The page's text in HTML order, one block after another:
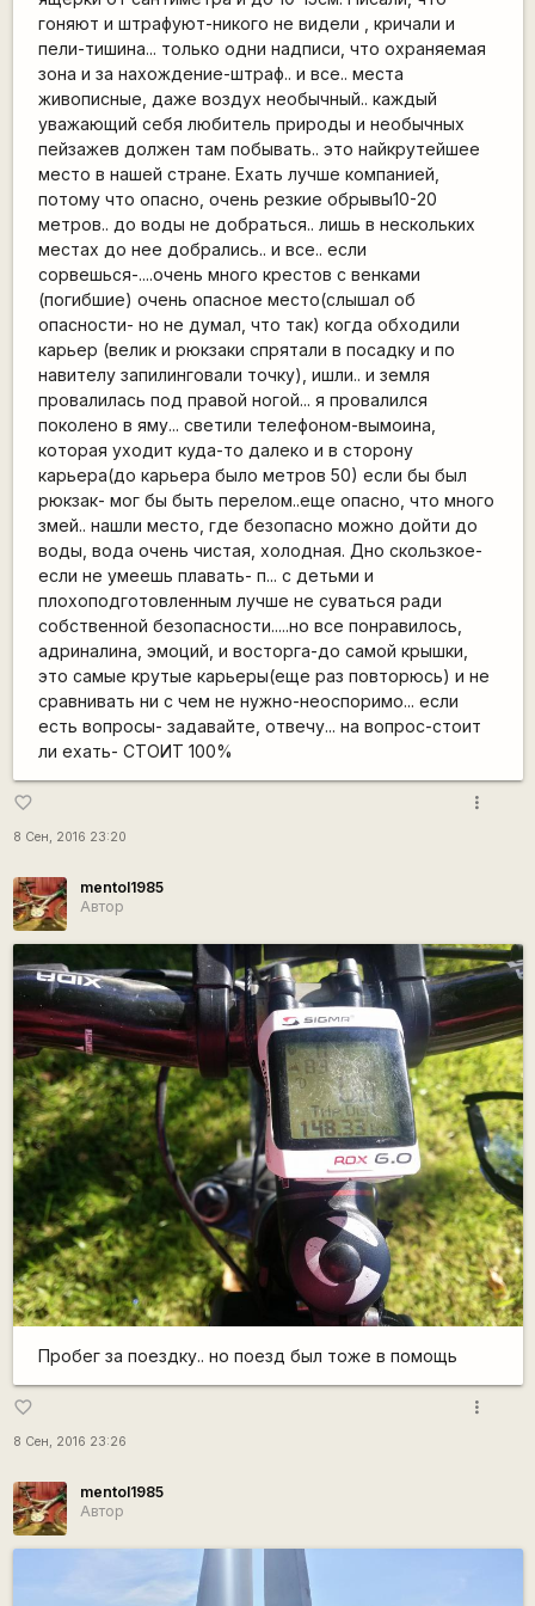
гоняют и штрафуют-никого не видели , кричали и
пели-тишина... только одни надписи, что охраняемая
зона и за нахождение-штраф.. и все.. места
живописные, даже воздух необычный.. каждый
уважающий себя любитель природы и необычных
пейзажев должен там побывать.. это найкрутейшее
место в нашей стране. Ехать лучше компанией,
потому что опасно, очень резкие обрывы10-20
метров.. до воды не добраться.. лишь в нескольких
местах до нее добрались.. и все.. если
сорвешься-....очень много крестов с венками
(погибшие) очень опасное место(слышал об
опасности- но не думал, что так) когда обходили
карьер (велик и рюкзаки спрятали в посадку и по
навителу запилинговали точку), ишли.. и земля
провалилась под правой ногой... я провалился
поколено в яму... светили телефоном-вымоина,
которая уходит куда-то далеко и в сторону
карьера(до карьера было метров 50) если бы был
рюкзак- мог бы быть перелом..еще опасно, что много
змей.. нашли место, где безопасно можно дойти до
воды, вода очень чистая, холодная. Дно скользкое-
если не умеешь плавать- п... с детьми и
плохоподготовленным лучше не суваться ради
собственной безопасности.....но все понравилось,
адриналина, эмоций, и восторга-до самой крышки,
это самые крутые карьеры(еще раз повторюсь) и не
сравнивать ни с чем не нужно-неоспоримо... если
есть вопросы- задавайте, отвечу... на вопрос-стоит
ли ехать- СТОИТ 100%
favorite_border
8 Сен, 2016 23:20
more_vert
mentol1985
Автор
Пробег за поездку.. но поезд был тоже в помощь
favorite_border
8 Сен, 2016 23:26
more_vert
mentol1985
Автор